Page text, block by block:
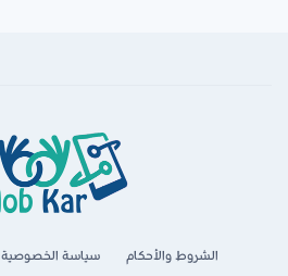
الشروط والأحكام سياسة الخصوصية